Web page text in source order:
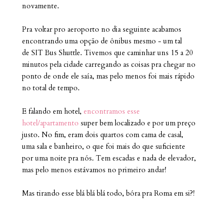
novamente.
Pra voltar pro aeroporto no dia seguinte acabamos
encontrando uma opção de ônibus mesmo - um tal
de SIT Bus Shuttle. Tivemos que caminhar uns 15 a 20
minutos pela cidade carregando as coisas pra chegar no
ponto de onde ele saía, mas pelo menos foi mais rápido
no total de tempo.
E falando em hotel, encontramos esse
hotel/apartamento super bem localizado e por um preço
justo. No fim, eram dois quartos com cama de casal,
uma sala e banheiro, o que foi mais do que suficiente
por uma noite pra nós. Tem escadas e nada de elevador,
mas pelo menos estávamos no primeiro andar!
Mas tirando esse blá blá blá todo, bóra pra Roma em si?!